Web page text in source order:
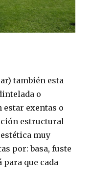
también esta
o
estar exentas o
estructural
muy
por: basa, fuste
que cada